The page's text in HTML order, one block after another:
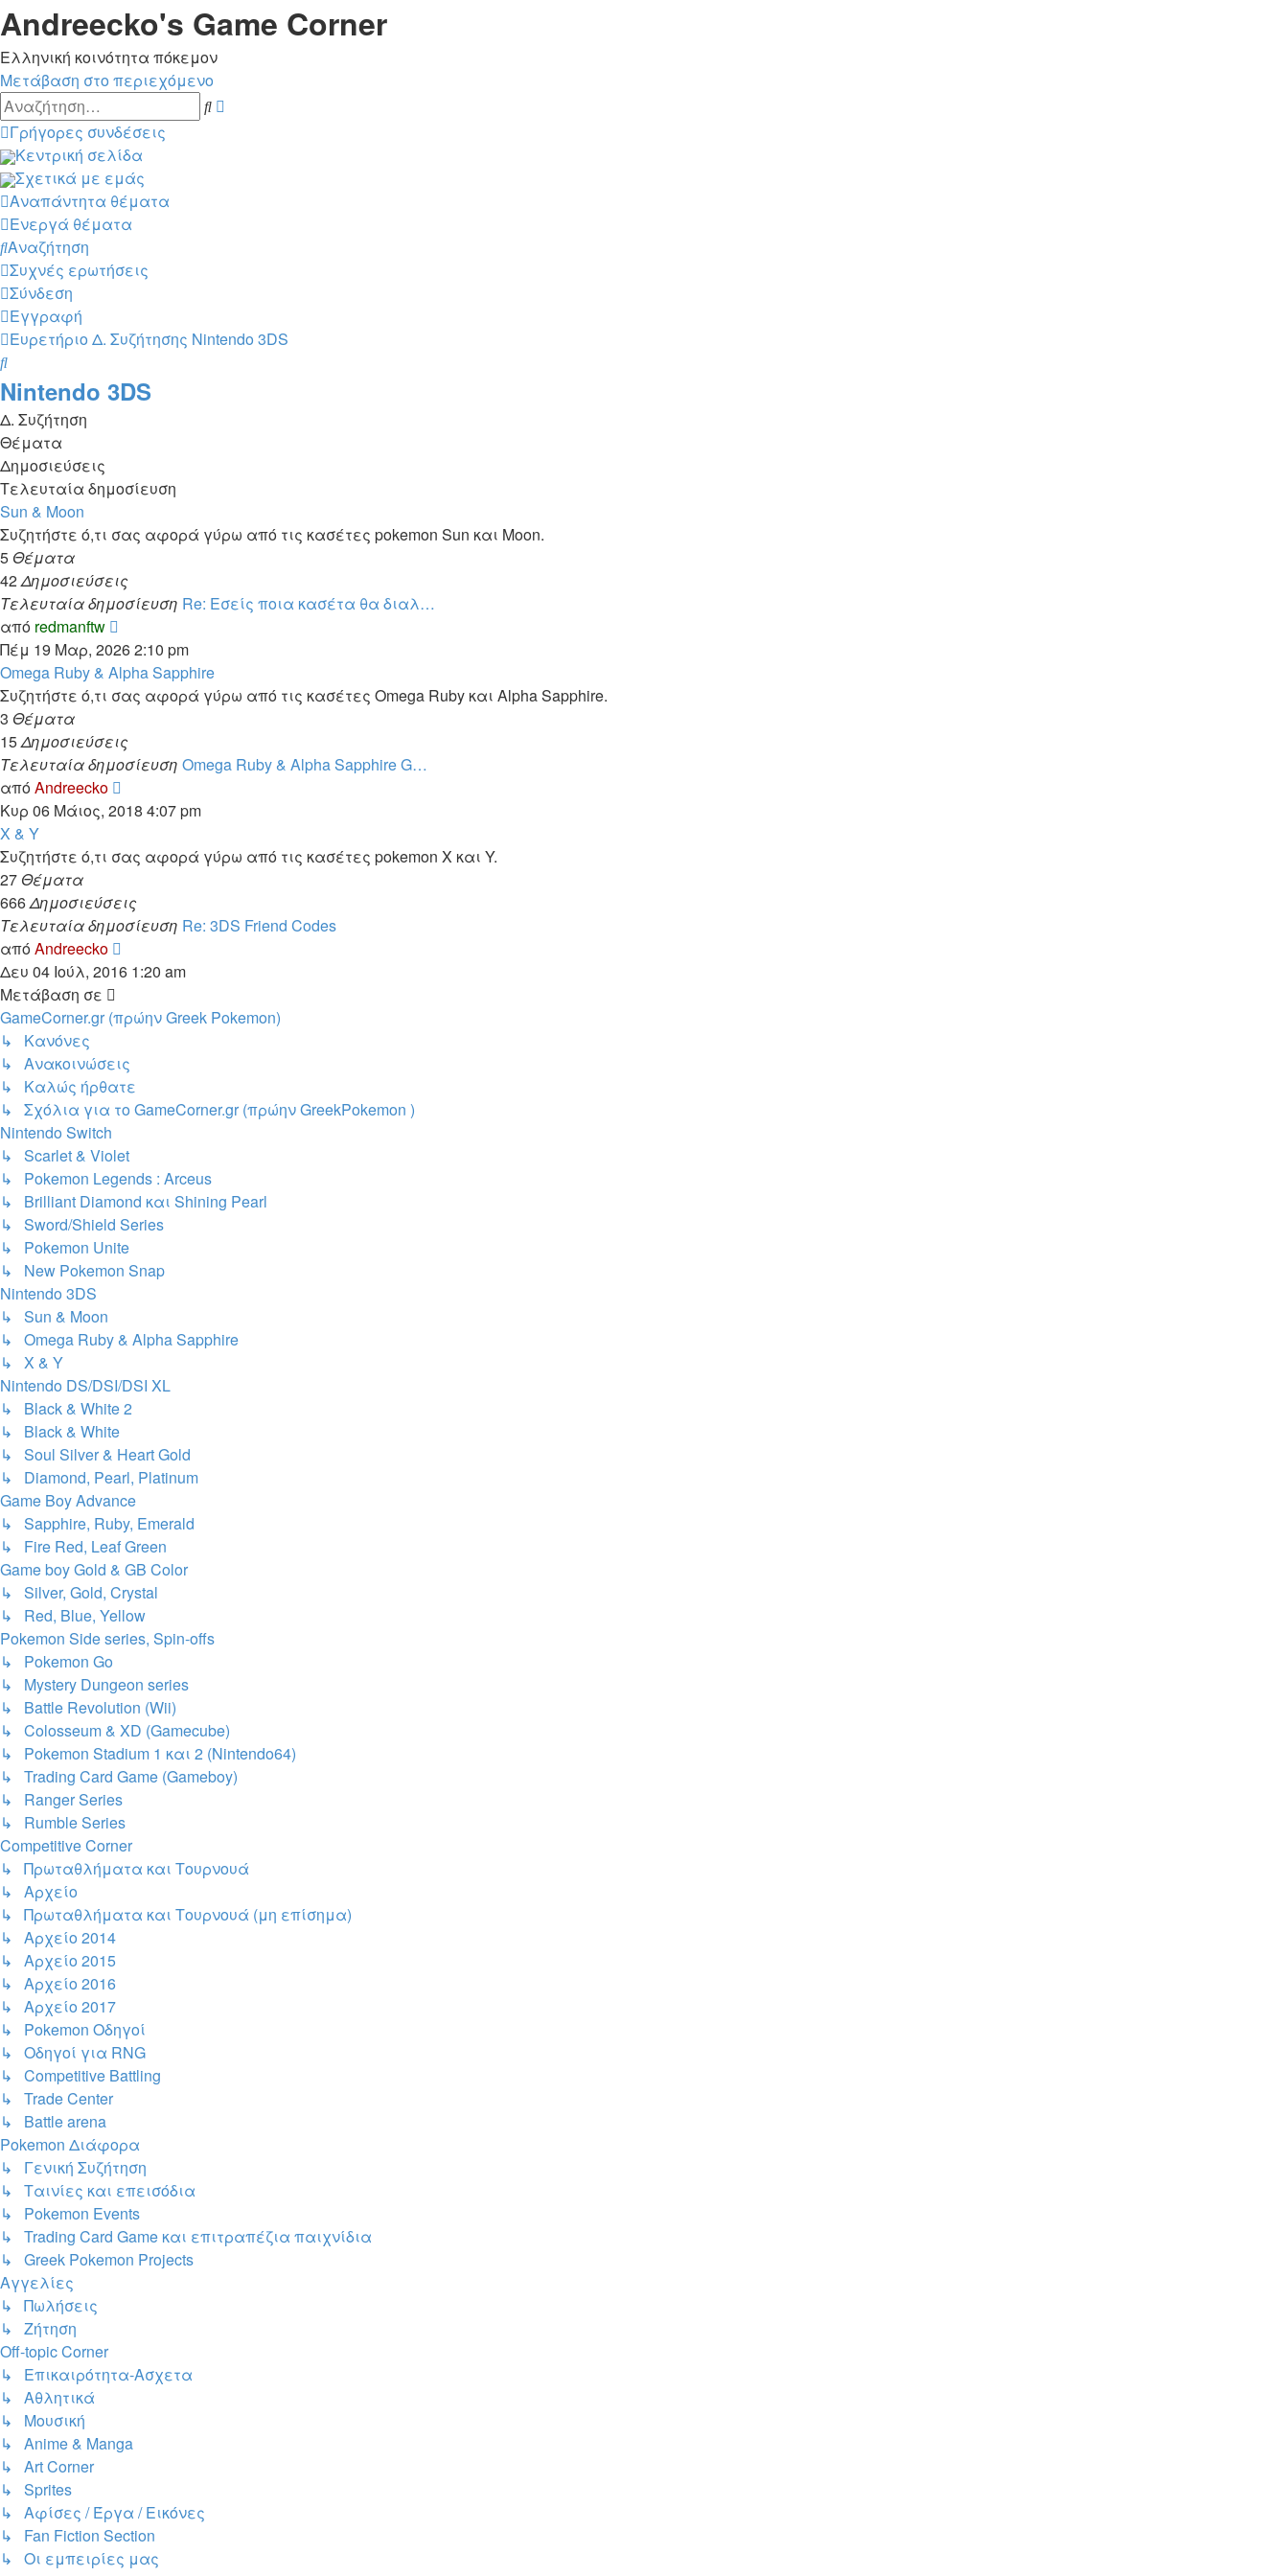
Andreecko's Game Corner
Ελληνική κοινότητα πόκεμον
Μετάβαση στο περιεχόμενο
Αναζήτηση
Γρήγορες συνδέσεις
Κεντρική σελίδα
Σχετικά με εμάς
Αναπάντητα θέματα
Ενεργά θέματα
Αναζήτηση
Συχνές ερωτήσεις
Σύνδεση
Εγγραφή
Ευρετήριο Δ. Συζήτησης Nintendo 3DS
Αναζήτηση
Nintendo 3DS
Δ. Συζήτηση
Θέματα
Δημοσιεύσεις
Τελευταία δημοσίευση
Sun & Moon
Συζητήστε ό,τι σας αφορά γύρω από τις κασέτες pokemon Sun και Moon.
5 Θέματα
42Δημοσιεύσεις
Τελευταία δημοσίευση Re: Εσείς ποια κασέτα θα διαλ…
από redmanftw
της
τελευταίας
δημοσίευσης
Πέμ 19 Μαρ, 2026 2:10 pm
Omega Ruby & Alpha Sapphire
Συζητήστε ό,τι σας αφορά γύρω από τις κασέτες Omega Ruby και Alpha Sapphire.
3 Θέματα
15Δημοσιεύσεις
Τελευταία δημοσίευση Omega Ruby & Alpha Sapphire G…
απόAndreecko
της
δημοσίευσης
Κυρ 06 Μάιος, 2018 4:07 pm
X & Y
Συζητήστε ό,τι σας αφορά γύρω από τις κασέτες pokemon X και Y.
27 Θέματα
666Δημοσιεύσεις
Τελευταία δημοσίευση Re: 3DS Friend Codes
απόAndreecko
της
δημοσίευσης
Δευ 04 Ιούλ, 2016 1:20 am
Μετάβαση σε
GameCorner.gr (πρώην Greek Pokemon)
↳ Κανόνες
↳ Ανακοινώσεις
↳ Kαλώς ήρθατε
↳ Σχόλια για το GameCorner.gr (πρώην GreekPokemon )
Nintendo Switch
↳ Scarlet & Violet
↳ Pokemon Legends : Arceus
↳ Brilliant Diamond και Shining Pearl
↳ Sword/Shield Series
↳ Pokemon Unite
↳ New Pokemon Snap
Nintendo 3DS
↳ Sun & Moon
↳ Omega Ruby & Alpha Sapphire
↳ X & Y
Nintendo DS/DSI/DSI XL
↳ Black & White 2
↳ Black & White
↳ Soul Silver & Heart Gold
↳ Diamond, Pearl, Platinum
Game Boy Advance
↳ Sapphire, Ruby, Emerald
↳ Fire Red, Leaf Green
Game boy Gold & GB Color
↳ Silver, Gold, Crystal
↳ Red, Blue, Yellow
Pokemon Side series, Spin-offs
↳ Pokemon Go
↳ Mystery Dungeon series
↳ Battle Revolution (Wii)
↳ Colosseum & XD (Gamecube)
↳ Pokemon Stadium 1 και 2 (Nintendo64)
↳ Trading Card Game (Gameboy)
↳ Ranger Series
↳ Rumble Series
Competitive Corner
↳ Πρωταθλήματα και Τουρνουά
↳ Αρχείο
↳ Πρωταθλήματα και Τουρνουά (μη επίσημα)
↳ Αρχείο 2014
↳ Αρχείο 2015
↳ Αρχείο 2016
↳ Αρχείο 2017
↳ Pokemon Οδηγοί
↳ Οδηγοί για RNG
↳ Competitive Battling
↳ Trade Center
↳ Battle arena
Pokemon Διάφορα
↳ Γενική Συζήτηση
↳ Ταινίες και επεισόδια
↳ Pokemon Events
↳ Trading Card Game και επιτραπέζια παιχνίδια
↳ Greek Pokemon Projects
Αγγελίες
↳ Πωλήσεις
↳ Ζήτηση
Off-topic Corner
↳ Επικαιρότητα-Ασχετα
↳ Αθλητικά
↳ Μουσική
↳ Anime & Manga
↳ Art Corner
↳ Sprites
↳ Αφίσες / Έργα / Εικόνες
↳ Fan Fiction Section
↳ Οι εμπειρίες μας